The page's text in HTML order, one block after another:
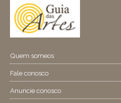
Quem someos
Fale conosco
Anuncie conosco